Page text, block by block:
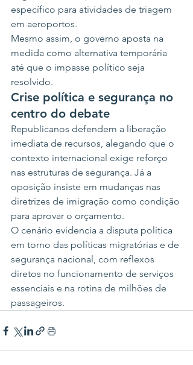
específico para atividades de triagem
em aeroportos.
Mesmo assim, o governo aposta na
medida como alternativa temporária
até que o impasse político seja
resolvido.
Crise política e segurança no
centro do debate
Republicanos defendem a liberação
imediata de recursos, alegando que o
contexto internacional exige reforço
nas estruturas de segurança. Já a
oposição insiste em mudanças nas
diretrizes de imigração como condição
para aprovar o orçamento.
O cenário evidencia a disputa política
em torno das políticas migratórias e de
segurança nacional, com reflexos
diretos no funcionamento de serviços
essenciais e na rotina de milhões de
passageiros.